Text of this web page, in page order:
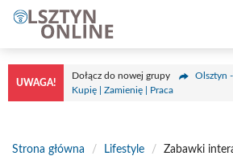
Przejdź
treści
UWAGA!
Dołącz do nowej grupy
Olsztyn -
Kupię | Zamienię | Praca
Strona główna / Lifestyle /
Zabawki